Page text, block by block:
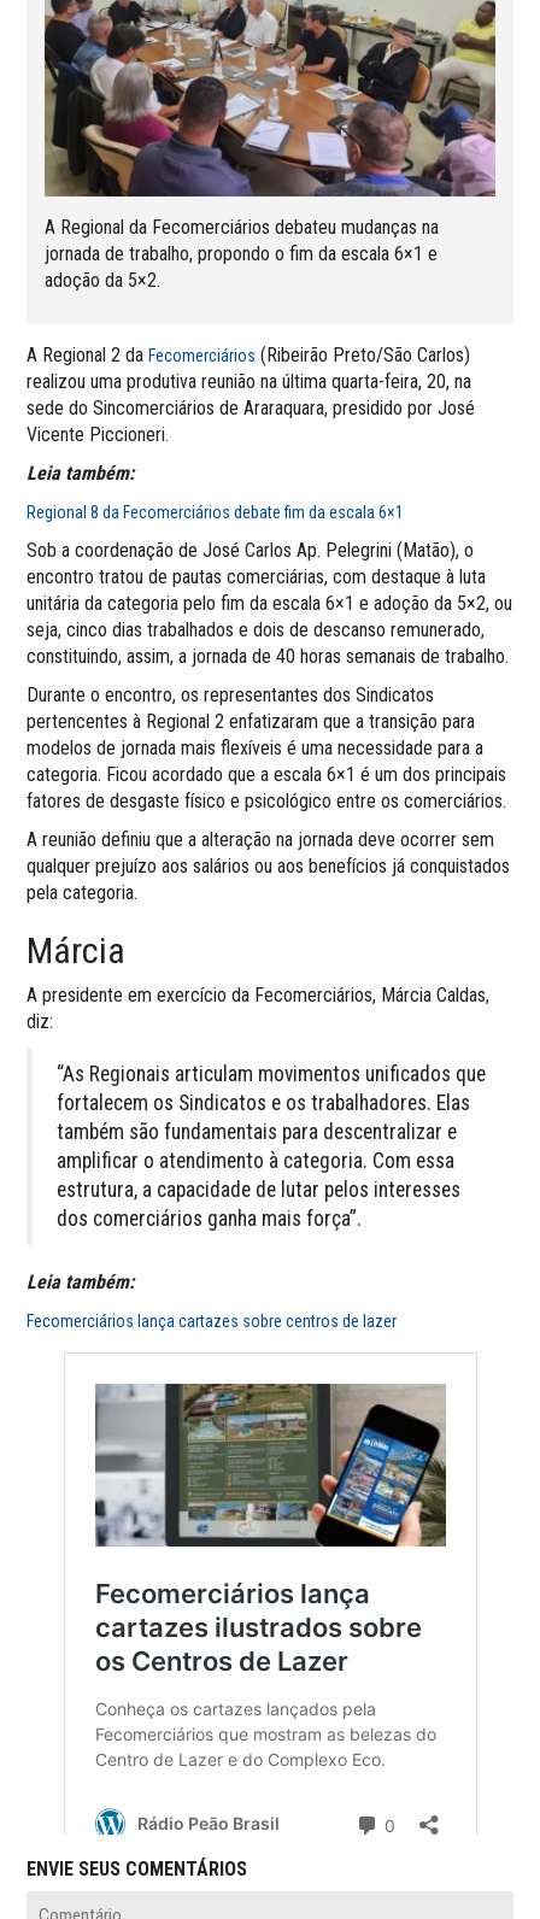
A Regional da Fecomerciários debateu mudanças na
jornada de trabalho, propondo o fim da escala 6×1 e
adoção da 5×2.
A Regional 2 daFecomerciários (Ribeirão Preto/São Carlos)
realizou uma produtiva reunião na última quarta-feira, 20, na
sede do Sincomerciários de Araraquara, presidido por José
Vicente Piccioneri.
Leia também:
Regional 8 da Fecomerciários debate fim da escala 6×1
Sob a coordenação de José Carlos Ap. Pelegrini (Matão), o
encontro tratou de pautas comerciárias, com destaque à luta
unitária da categoria pelo fim da escala 6×1 e adoção da 5×2, ou
seja, cinco dias trabalhados e dois de descanso remunerado,
constituindo, assim, a jornada de 40 horas semanais de trabalho.
Durante o encontro, os representantes dos Sindicatos
pertencentes à Regional 2 enfatizaram que a transição para
modelos de jornada mais flexíveis é uma necessidade para a
categoria. Ficou acordado que a escala 6×1 é um dos principais
fatores de desgaste físico e psicológico entre os comerciários.
A reunião definiu que a alteração na jornada deve ocorrer sem
qualquer prejuízo aos salários ou aos benefícios já conquistados
pela categoria.
Márcia
A presidente em exercício da Fecomerciários, Márcia Caldas,
diz:
“As Regionais articulam movimentos unificados que
fortalecem os Sindicatos e os trabalhadores. Elas
também são fundamentais para descentralizar e
amplificar o atendimento à categoria. Com essa
estrutura, a capacidade de lutar pelos interesses
dos comerciários ganha mais força”.
Leia também:
Fecomerciários lança cartazes sobre centros de lazer
ENVIE SEUS COMENTÁRIOS